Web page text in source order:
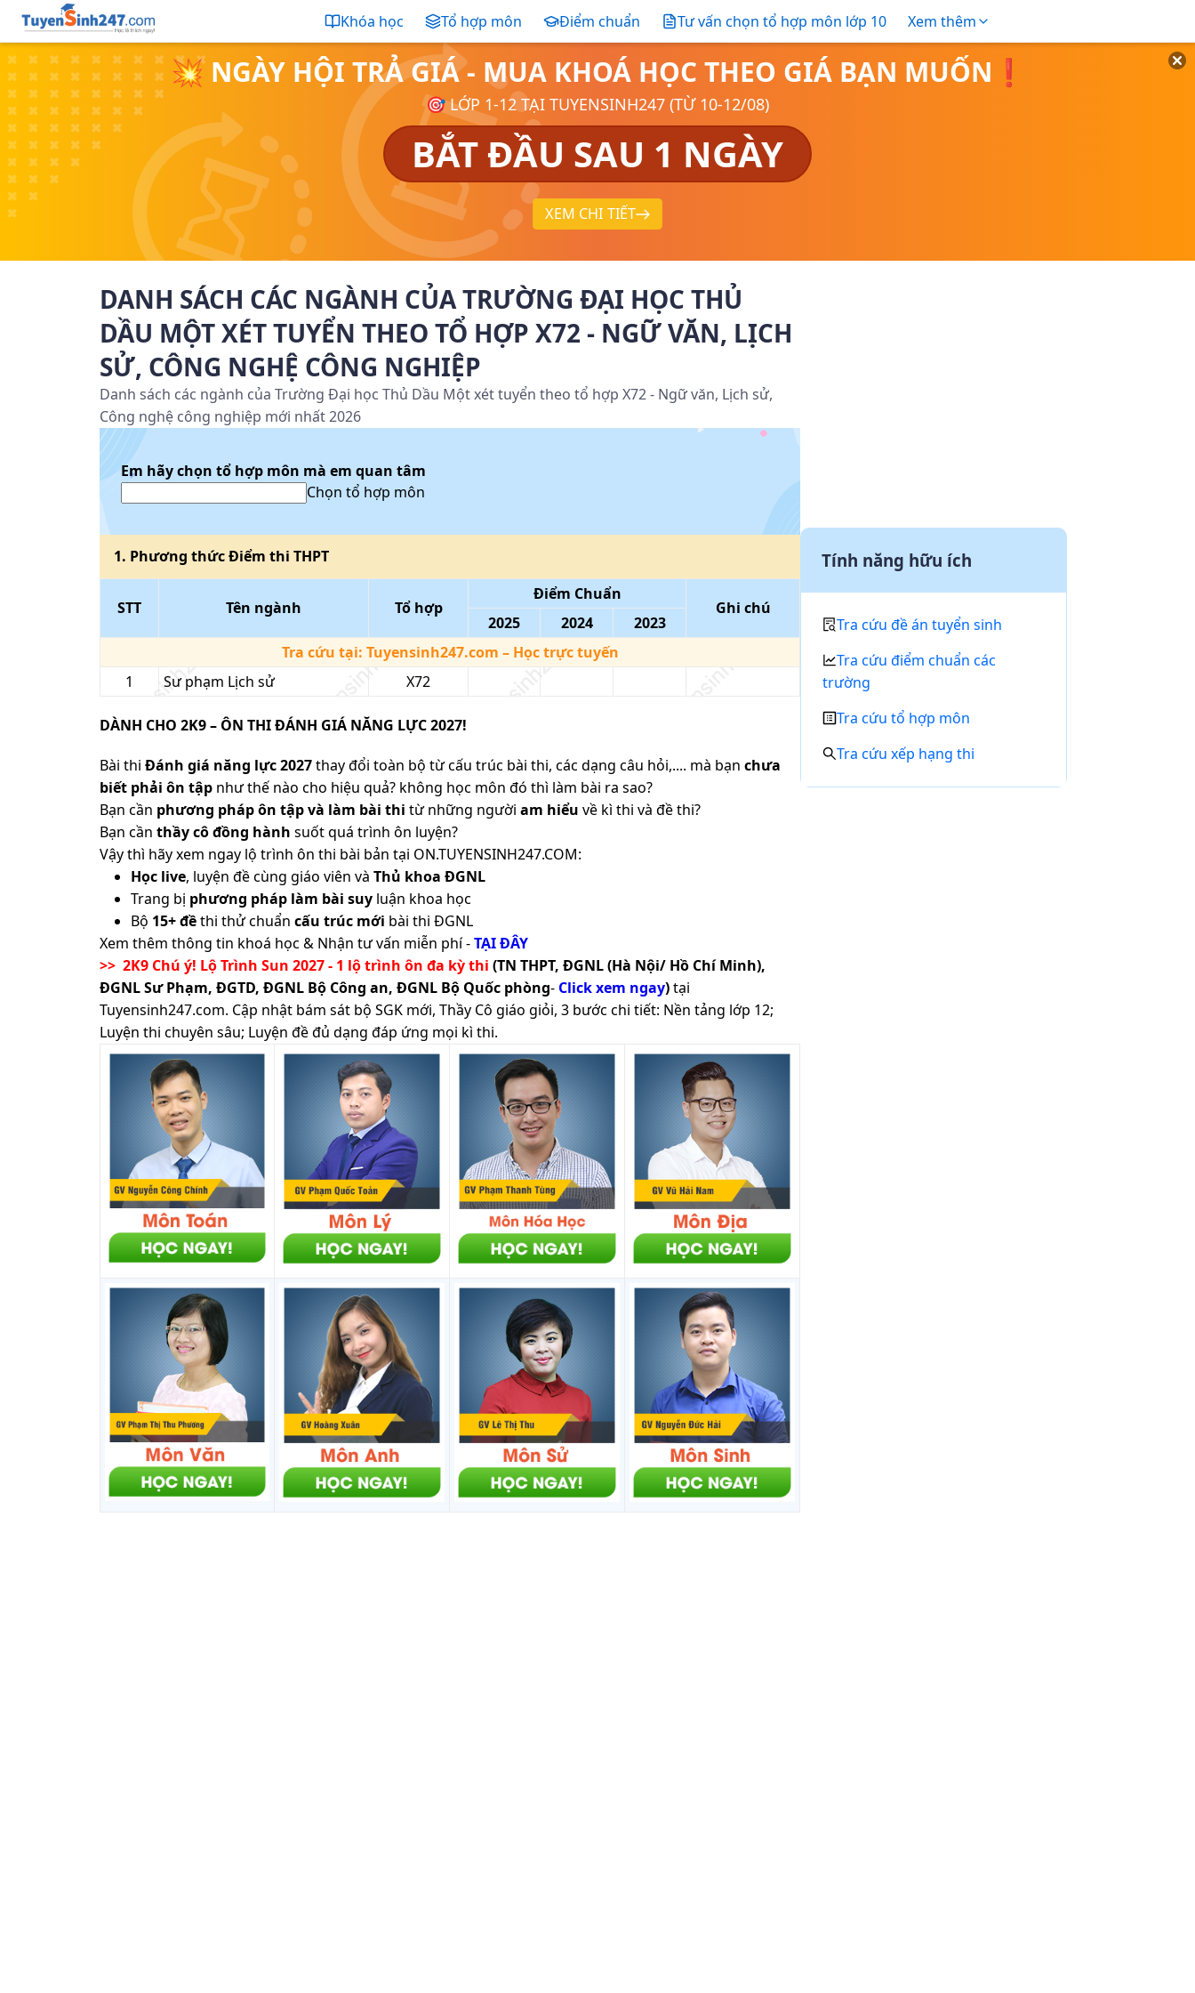
Khóa học Tổ hợp môn Điểm chuẩn Tư vấn chọn tổ hợp môn lớp 10 Xem thêm
💥 NGÀY HỘI TRẢ GIÁ - MUA KHOÁ HỌC THEO GIÁ BẠN MUỐN❗
🎯 LỚP 1-12 TẠI TUYENSINH247 (TỪ 10-12/08)
BẮT ĐẦU SAU 1 NGÀY
XEM CHI TIẾT
DANH SÁCH CÁC NGÀNH CỦA TRƯỜNG ĐẠI HỌC THỦ
DẦU MỘT XÉT TUYỂN THEO TỔ HỢP X72 - NGỮ VĂN, LỊCH
SỬ, CÔNG NGHỆ CÔNG NGHIỆP
Danh sách các ngành của Trường Đại học Thủ Dầu Một xét tuyển theo tổ hợp X72 - Ngữ văn, Lịch sử,
Công nghệ công nghiệp mới nhất 2026
Em hãy chọn tổ hợp môn mà em quan tâm
Chọn tổ hợp môn
1. Phương thứcĐiểm thi THPT
STT Tên ngành Tổ hợp
Điểm Chuẩn
Ghi chú
2025 2024
2023
Tra cứu tại: Tuyensinh247.com – Học trực tuyến
1
Sư phạm Lịch sử X72
DÀNH CHO 2K9 – ÔN THI ĐÁNH GIÁ NĂNG LỰC 2027!
Bài thi Đánh giá năng lực 2027thay đổi toàn bộ từ cấu trúc bài thi, các dạng câu hỏi,.... mà bạn chưa
biết phải ôn tập như thế nào cho hiệu quả? không học môn đó thì làm bài ra sao?
Bạn cần phương pháp ôn tập và làm bài thi từ những người am hiểu về kì thi và đề thi?
Bạn cần thầy cô đồng hành suốt quá trình ôn luyện?
Vậy thì hãy xem ngay lộ trình ôn thi bài bản tại ON.TUYENSINH247.COM:
Học live, luyện đề cùng giáo viên và Thủ khoa ĐGNL
Trang bị phương pháp làm bài suy luận khoa học
Bộ 15+ đềthi thử chuẩn cấu trúc mới bài thi ĐGNL
Xem thêm thông tin khoá học & Nhận tư vấn miễn phí -TẠI ĐÂY
>> 2K9 Chú ý! Lộ Trình Sun 2027 - 1 lộ trình ôn đa kỳ thi (TN THPT, ĐGNL (Hà Nội/ Hồ Chí Minh),
ĐGNL Sư Phạm, ĐGTD, ĐGNL Bộ Công an, ĐGNL Bộ Quốc phòng- Click xem ngay)tại
Tuyensinh247.com. Cập nhật bám sát bộ SGK mới, Thầy Cô giáo giỏi, 3 bước chi tiết: Nền tảng lớp 12;
Luyện thi chuyên sâu; Luyện đề đủ dạng đáp ứng mọi kì thi.
Tính năng hữu ích
Tra cứu đề án tuyển sinh
Tra cứu điểm chuẩn các
trường
Tra cứu tổ hợp môn
Tra cứu xếp hạng thi